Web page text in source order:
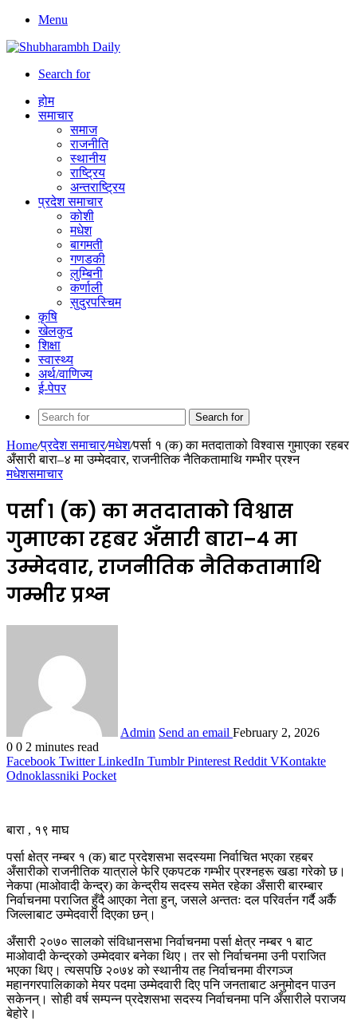
Menu
Search for
होम
समाचार
समाज
राजनीति
स्थानीय
राष्ट्रिय
अन्तराष्ट्रिय
प्रदेश समाचार
कोशी
मधेश
बागमती
गणडकी
लुम्बिनी
कर्णाली
सुदुरपस्चिम
कृषि
खेलकुद
शिक्षा
स्वास्थ्य
अर्थ/वाणिज्य
ई-पेपर
Search for
Home/प्रदेश समाचार/मधेश/पर्सा १ (क) का मतदाताको विश्वास गुमाएका रहबर
अँसारी बारा–४ मा उम्मेदवार, राजनीतिक नैतिकतामाथि गम्भीर प्रश्न
मधेशसमाचार
पर्सा १ (क) का मतदाताको विश्वास
गुमाएका रहबर अँसारी बारा–४ मा
उम्मेदवार, राजनीतिक नैतिकतामाथि
गम्भीर प्रश्न
Admin Send an email February 2, 2026
0 0 2 minutes read
Facebook Twitter LinkedIn Tumblr Pinterest Reddit VKontakte
Odnoklassniki Pocket
बारा , १९ माघ
पर्सा क्षेत्र नम्बर १ (क) बाट प्रदेशसभा सदस्यमा निर्वाचित भएका रहबर
अँसारीको राजनीतिक यात्राले फेरि एकपटक गम्भीर प्रश्नहरू खडा गरेको छ।
नेकपा (माओवादी केन्द्र) का केन्द्रीय सदस्य समेत रहेका अँसारी बारम्बार
निर्वाचनमा पराजित हुँदै आएका नेता हुन्, जसले अन्ततः दल परिवर्तन गर्दै अर्कै
जिल्लाबाट उम्मेदवारी दिएका छन्।
अँसारी २०७० सालको संविधानसभा निर्वाचनमा पर्सा क्षेत्र नम्बर १ बाट
माओवादी केन्द्रको उम्मेदवार बनेका थिए। तर सो निर्वाचनमा उनी पराजित
भएका थिए। त्यसपछि २०७४ को स्थानीय तह निर्वाचनमा वीरगञ्ज
महानगरपालिकाको मेयर पदमा उम्मेदवारी दिए पनि जनताबाट अनुमोदन पाउन
सकेनन्। सोही वर्ष सम्पन्न प्रदेशसभा सदस्य निर्वाचनमा पनि अँसारीले पराजय
बेहोरे।